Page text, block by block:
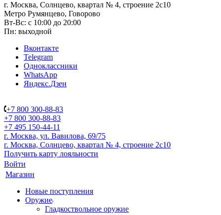
г. Москва, Солнцево, квартал № 4, строение 2с10
Метро Румянцево, Говорово
Вт-Вс: с 10:00 до 20:00
Пн: выходной
Вконтакте
Telegram
Одноклассники
WhatsApp
Яндекс.Дзен
+7 800 300-88-83
+7 800 300-88-83
+7 495 150-44-11
г. Москва, ул. Вавилова, 69/75
г. Москва, Солнцево, квартал № 4, строение 2с10
Получить карту лояльности
Войти
Магазин
Новые поступления
Оружие
Гладкоствольное оружие